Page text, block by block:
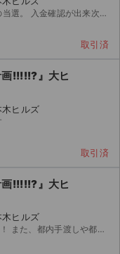
[詳細] 一般席 座席未定 ぴあプレミアム会員での当選。 入金確認が出来次第、チケットぴあにて分配させて...
取引済
画!!!!!?』大ヒ
ヒルズ
取引済
画!!!!!?』大ヒ
ヒルズ
[詳細] 列 センブロ 専用 局留め対応優先です！ また、都内手渡しや都内コインロッカーも対応してます...